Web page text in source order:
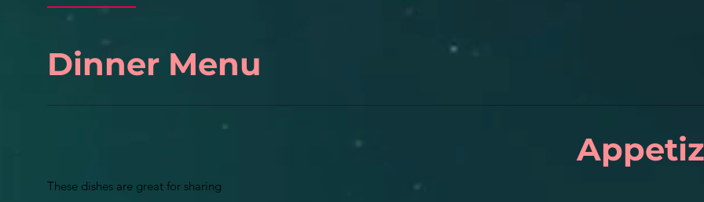
Dinner Menu
These dishes are great for sharing